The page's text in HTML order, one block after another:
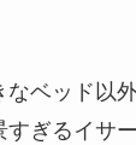
なベッド以
すぎる イサ